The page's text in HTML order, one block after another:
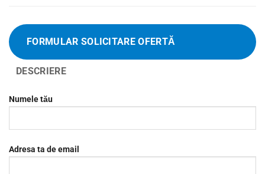
FORMULAR SOLICITARE OFERTĂ
DESCRIERE
Numele tău
Adresa ta de email